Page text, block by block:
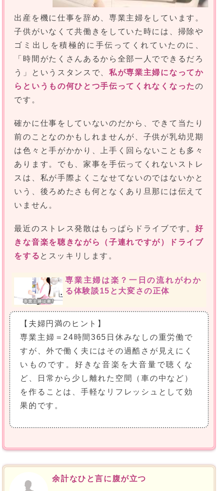
出産を機に仕事を辞め、専業主婦をしています。
子供がいなくて共働きをしていた時には、掃除や
ゴミ出しを積極的に手伝ってくれていたのに、
「時間がたくさんあるから全部一人でできるだろ
う」というスタンスで、私が専業主婦になってか
らというもの何ひとつ手伝ってくれなくなったの
です。
確かに仕事をしていないのだから、できて当たり
前のことなのかもしれませんが、子供が乳幼児期
は色々と手がかかり、上手く回らないことも多々
あります。でも、家事を手伝ってくれないストレ
スは、私が手際よくこなせてないのではないかと
いう、後ろめたさも何となくあり旦那には伝えて
いません。
最近のストレス発散はもっぱらドライブです。 好
きな音楽を聴きながら（子連れですが）ドライブ
をする とスッキリします。
専業主婦は楽？一日の流れがわか
る体験談15と大変さの正体
【夫婦円満のヒント】
専業主婦＝24時間365日休みなしの重労働で
すが、外で働く夫にはその過酷さが見えにく
いものです。好きな音楽を大音量で聴くな
ど、日常から少し離れた空間（車の中など）
を作ることは、手軽なリフレッシュとして効
果的です。
余計なひと言に腹が立つ